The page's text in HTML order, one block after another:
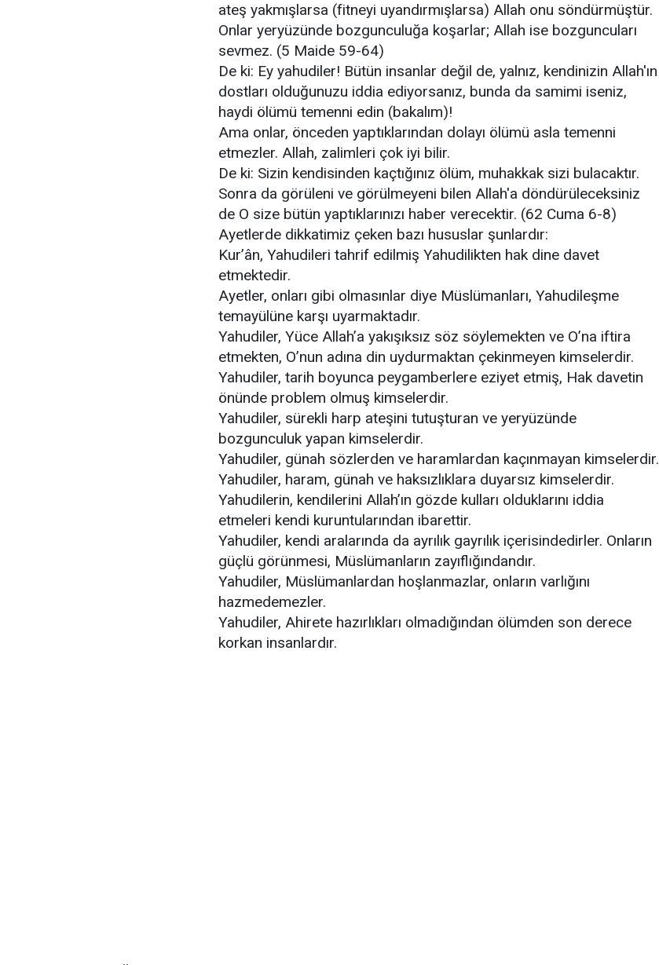
ateş yakmışlarsa (fitneyi uyandırmışlarsa) Allah onu söndürmüştür.
Onlar yeryüzünde bozgunculuğa koşarlar; Allah ise bozguncuları
sevmez. (5 Maide 59-64)
De ki: Ey yahudiler! Bütün insanlar değil de, yalnız, kendinizin Allah'ın
dostları olduğunuzu iddia ediyorsanız, bunda da samimi iseniz,
haydi ölümü temenni edin (bakalım)!
Ama onlar, önceden yaptıklarından dolayı ölümü asla temenni
etmezler. Allah, zalimleri çok iyi bilir.
De ki: Sizin kendisinden kaçtığınız ölüm, muhakkak sizi bulacaktır.
Sonra da görüleni ve görülmeyeni bilen Allah'a döndürüleceksiniz
de O size bütün yaptıklarınızı haber verecektir. (62 Cuma 6-8)
Ayetlerde dikkatimiz çeken bazı hususlar şunlardır:
Kur’ân, Yahudileri tahrif edilmiş Yahudilikten hak dine davet
etmektedir.
Ayetler, onları gibi olmasınlar diye Müslümanları, Yahudileşme
temayülüne karşı uyarmaktadır.
Yahudiler, Yüce Allah’a yakışıksız söz söylemekten ve O’na iftira
etmekten, O’nun adına din uydurmaktan çekinmeyen kimselerdir.
Yahudiler, tarih boyunca peygamberlere eziyet etmiş, Hak davetin
önünde problem olmuş kimselerdir.
Yahudiler, sürekli harp ateşini tutuşturan ve yeryüzünde
bozgunculuk yapan kimselerdir.
Yahudiler, günah sözlerden ve haramlardan kaçınmayan kimselerdir.
Yahudiler, haram, günah ve haksızlıklara duyarsız kimselerdir.
Yahudilerin, kendilerini Allah’ın gözde kulları olduklarını iddia
etmeleri kendi kuruntularından ibarettir.
Yahudiler, kendi aralarında da ayrılık gayrılık içerisindedirler. Onların
güçlü görünmesi, Müslümanların zayıflığındandır.
Yahudiler, Müslümanlardan hoşlanmazlar, onların varlığını
hazmedemezler.
Yahudiler, Ahirete hazırlıkları olmadığından ölümden son derece
korkan insanlardır.